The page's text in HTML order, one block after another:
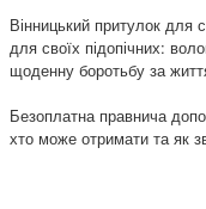
Вінницький притулок для
для своїх підопічних:
щоденну боротьбу за
Безоплатна правнича
хто може отримати та як